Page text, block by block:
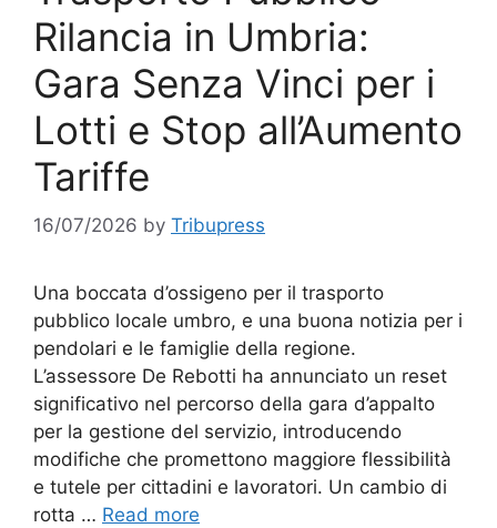
Rilancia in Umbria:
Gara Senza Vinci per i
Lotti e Stop all’Aumento
Tariffe
16/07/2026 by Tribupress
Una boccata d’ossigeno per il trasporto
pubblico locale umbro, e una buona notizia per i
pendolari e le famiglie della regione.
L’assessore De Rebotti ha annunciato un reset
significativo nel percorso della gara d’appalto
per la gestione del servizio, introducendo
modifiche che promettono maggiore flessibilità
e tutele per cittadini e lavoratori. Un cambio di
rotta … Read more